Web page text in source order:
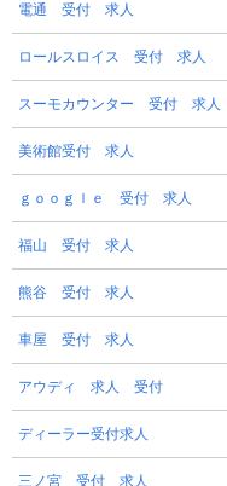
電通 受付 求人
ロールスロイス 受付 求人
スーモカウンター 受付 求人
美術館受付 求人
ｇｏｏｇｌｅ 受付 求人
福山 受付 求人
熊谷 受付 求人
車屋 受付 求人
アウディ 求人 受付
ディーラー受付求人
三ノ宮 受付 求人